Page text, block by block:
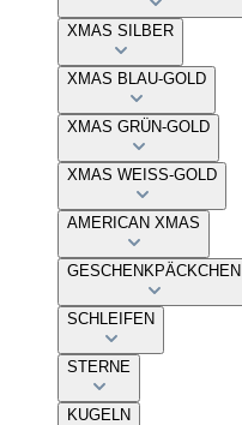
XMAS SILBER
XMAS BLAU-GOLD
XMAS GRÜN-GOLD
XMAS WEISS-GOLD
AMERICAN XMAS
GESCHENKPÄCKCHEN
SCHLEIFEN
STERNE
KUGELN